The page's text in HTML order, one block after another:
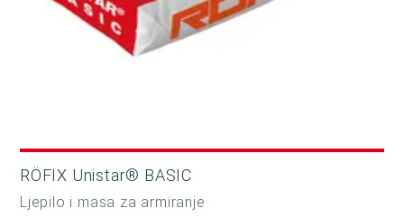
RÖFIX Unistar® BASIC
Ljepilo i masa za armiranje